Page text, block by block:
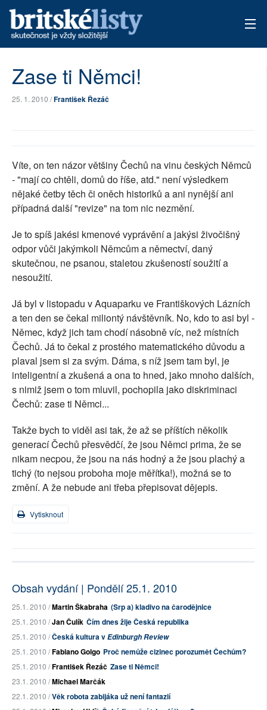
PŘÍSPĚVKY NA PROVOZ
Zase ti Němci!
25. 1. 2010 /František Řezáč
Víte, on ten názor většiny Čechů na vinu českých Němců
- "mají co chtěli, domů do říše, atd." není výsledkem
nějaké četby těch či oněch historiků a ani nynější ani
případná další "revize" na tom nic nezmění.
Je to spíš jakési kmenové vyprávění a jakýsi živočišný
odpor vůči jakýmkoli Němcům a němectví, daný
skutečnou, ne psanou, staletou zkušeností soužití a
nesoužití.
Já byl v listopadu v Aquaparku ve Františkových Lázních
a ten den se čekal miliontý návštěvník. No, kdo to asi byl -
Němec, když jich tam chodí násobně víc, než místních
Čechů. Já to čekal z prostého matematického důvodu a
plaval jsem si za svým. Dáma, s níž jsem tam byl, je
inteligentní a zkušená a ona to hned, jako mnoho dalších,
s nimiž jsem o tom mluvil, pochopila jako diskriminaci
Čechů: zase ti Němci...
Takže bych to viděl asi tak, že až se příštích několik
generací Čechů přesvědčí, že jsou Němci prima, že se
nikam necpou, že jsou na nás hodný a že jsou plachý a
tichý (to nejsou proboha moje měřítka!), možná se to
změní. A že nebude ani třeba přepisovat dějepis.
Vytisknout
Obsah vydání | Pondělí 25.1. 2010
25.1. 2010 /Martin Škabraha (Srp a) kladivo na čarodějnice
25.1. 2010 /Jan Čulík Čím dnes žije Česká republika
25.1. 2010 /Česká kultura vEdinburgh Review
25.1. 2010 /Fabiano Golgo Proč nemůže cizinec porozumět Čechům?
25.1. 2010 /František Řezáč Zase ti Němci!
23.1. 2010 /Michael Marčák
22.1. 2010 /Věk robota zabijáka už není fantazií